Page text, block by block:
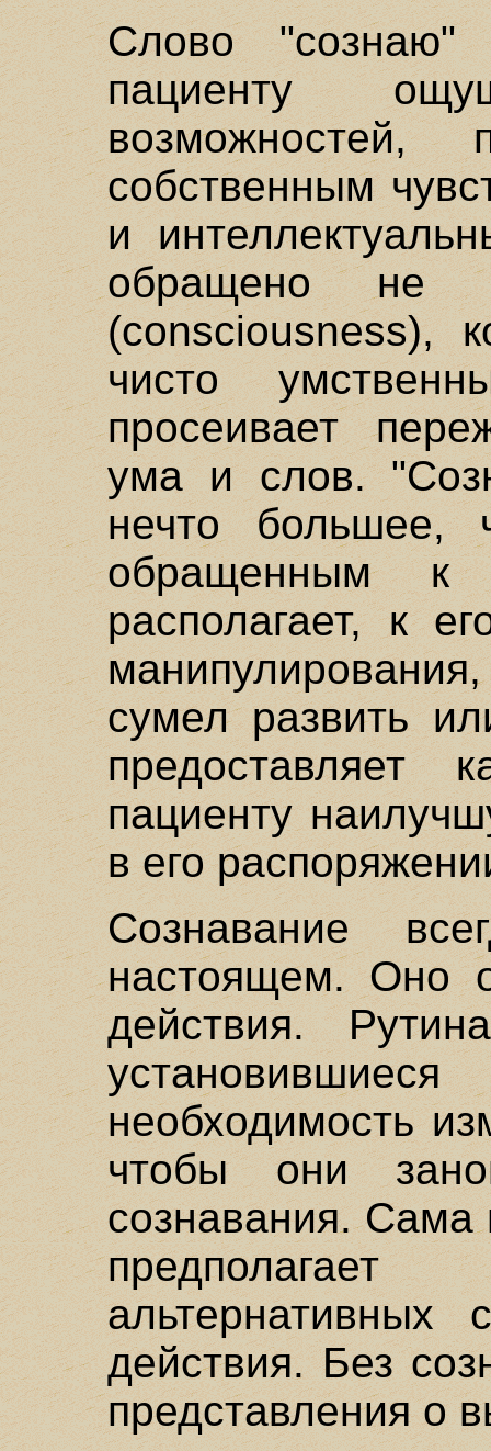
Слово "сознаю"
пациенту
возможностей,
собственным
и
обращено не
(consciousness),
чисто
просеивает
ума и слов.
нечто большее,
обращенным к
располагает, к
сумел развить
предоставляет
пациенту
в его
Сознавание
настоящем. Оно
действия.
необходимость
чтобы они
сознавания.
действия. Без
представления о